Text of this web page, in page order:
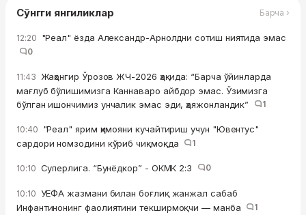
Сўнгги янгиликлар Барча ›
12:20 "Реал" ёзда Александр-Арнолдни сотиш ниятида эмас
0
11:43 Жаҳонгир Ўрозов ЖЧ-2026 ҳақида: “Барча ўйинларда
мағлуб бўлишимизга Каннаваро айбдор эмас. Ўзимизга
бўлган ишончимиз унчалик эмас эди, ҳаяжонландик”
1
10:40 "Реал" ярим ҳимояни кучайтириш учун "Ювентус"
сардори номзодини кўриб чиқмоқда
1
10:10 Суперлига. “Бунёдкор” - ОКМК 2:3 0
10:10 УЕФА жазмани билан боғлиқ жанжал сабаб
Инфантинонинг фаолиятини текширмоқчи — манба
1